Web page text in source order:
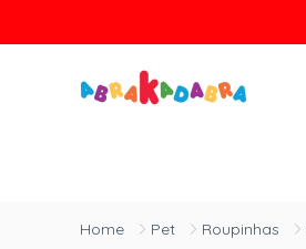
Pet Roupinhas